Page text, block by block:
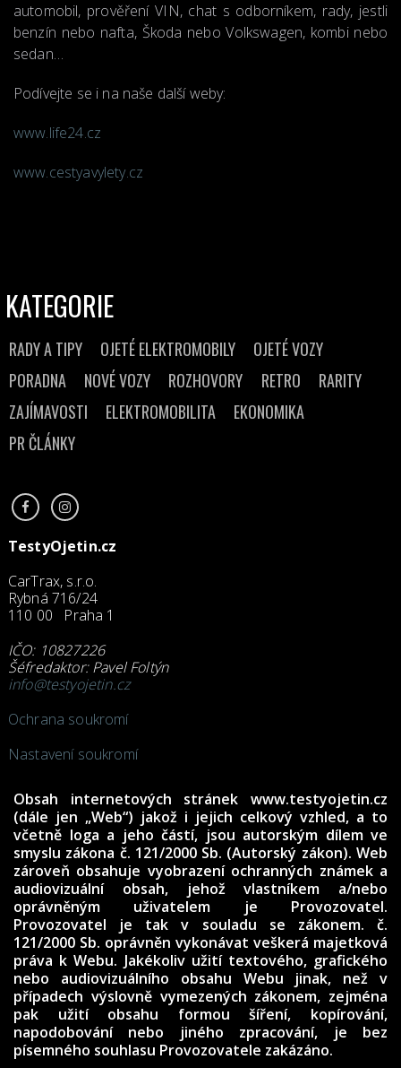
automobil, prověření VIN, chat s odborníkem, rady, jestli
benzín nebo nafta, Škoda nebo Volkswagen, kombi nebo
sedan…
Podívejte se i na naše další weby:
www.life24.cz
www.cestyavylety.cz
KATEGORIE
RADY A TIPY OJETÉ ELEKTROMOBILY
OJETÉ VOZY
PORADNA
NOVÉ VOZY ROZHOVORY RETRO
RARITY
ZAJÍMAVOSTI
ELEKTROMOBILITA
EKONOMIKA
PR ČLÁNKY
TestyOjetin.cz
CarTrax, s.r.o.
Rybná 716/24
110 00 Praha 1
IČO: 10827226
Šéfredaktor: Pavel Foltýn
info@testyojetin.cz
Ochrana soukromí
Nastavení soukromí
Obsah internetových stránek www.testyojetin.cz
(dále jen „Web“) jakož i jejich celkový vzhled, a to
včetně loga a jeho částí, jsou autorským dílem ve
smyslu zákona č. 121/2000 Sb. (Autorský zákon). Web
zároveň obsahuje vyobrazení ochranných známek a
audiovizuální obsah, jehož vlastníkem a/nebo
oprávněným uživatelem je Provozovatel.
Provozovatel je tak v souladu se zákonem. č.
121/2000 Sb. oprávněn vykonávat veškerá majetková
práva k Webu. Jakékoliv užití textového, grafického
nebo audiovizuálního obsahu Webu jinak, než v
případech výslovně vymezených zákonem, zejména
pak užití obsahu formou šíření, kopírování,
napodobování nebo jiného zpracování, je bez
písemného souhlasu Provozovatele zakázáno.